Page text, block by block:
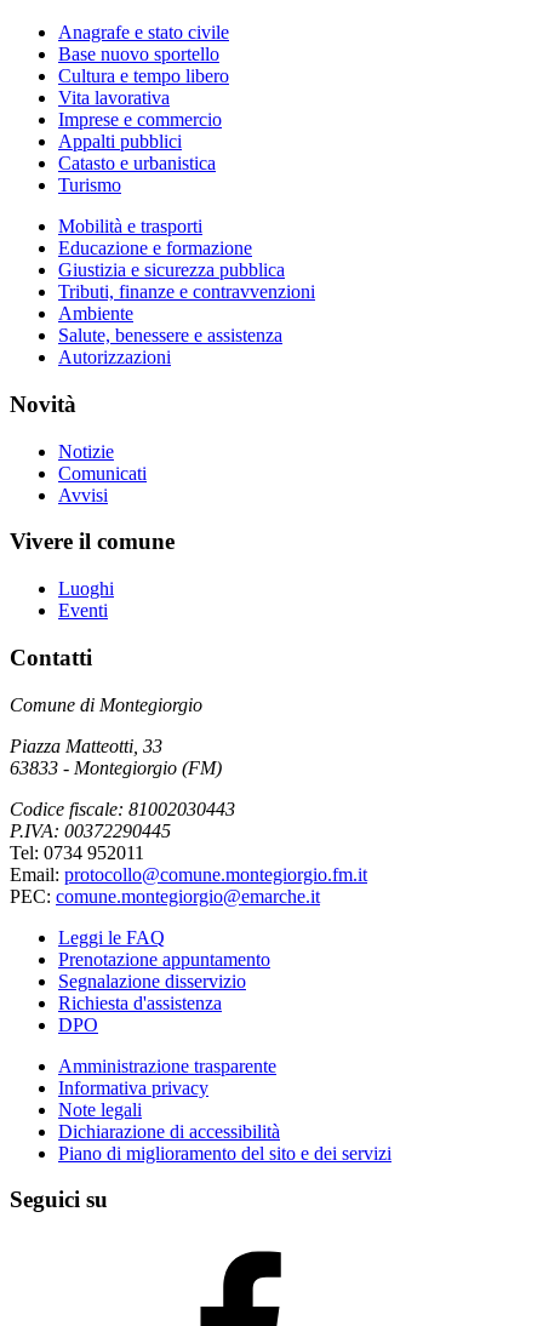
Anagrafe e stato civile
Base nuovo sportello
Cultura e tempo libero
Vita lavorativa
Imprese e commercio
Appalti pubblici
Catasto e urbanistica
Turismo
Mobilità e trasporti
Educazione e formazione
Giustizia e sicurezza pubblica
Tributi, finanze e contravvenzioni
Ambiente
Salute, benessere e assistenza
Autorizzazioni
Novità
Notizie
Comunicati
Avvisi
Vivere il comune
Luoghi
Eventi
Contatti
Comune di Montegiorgio
Piazza Matteotti, 33
63833 - Montegiorgio (FM)
Codice fiscale: 81002030443
P.IVA: 00372290445
Tel: 0734 952011
Email: protocollo@comune.montegiorgio.fm.it
PEC: comune.montegiorgio@emarche.it
Leggi le FAQ
Prenotazione appuntamento
Segnalazione disservizio
Richiesta d'assistenza
DPO
Amministrazione trasparente
Informativa privacy
Note legali
Dichiarazione di accessibilità
Piano di miglioramento del sito e dei servizi
Seguici su